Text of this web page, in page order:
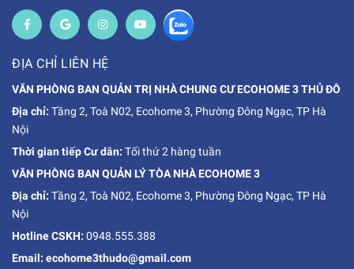
ĐỊA CHỈ LIÊN HỆ
VĂN PHÒNG BAN QUẢN TRỊ NHÀ CHUNG CƯ ECOHOME 3 THỦ ĐÔ
Địa chỉ: Tầng 2, Toà N02, Ecohome 3, Phường Đông Ngạc, TP Hà
Nội
Thời gian tiếp Cư dân: Tối thứ 2 hàng tuần
VĂN PHÒNG BAN QUẢN LÝ TÒA NHÀ ECOHOME 3
Địa chỉ: Tầng 2, Toà N02, Ecohome 3, Phường Đông Ngạc, TP Hà
Nội
Hotline CSKH: 0948.555.388
Email: ecohome3thudo@gmail.com